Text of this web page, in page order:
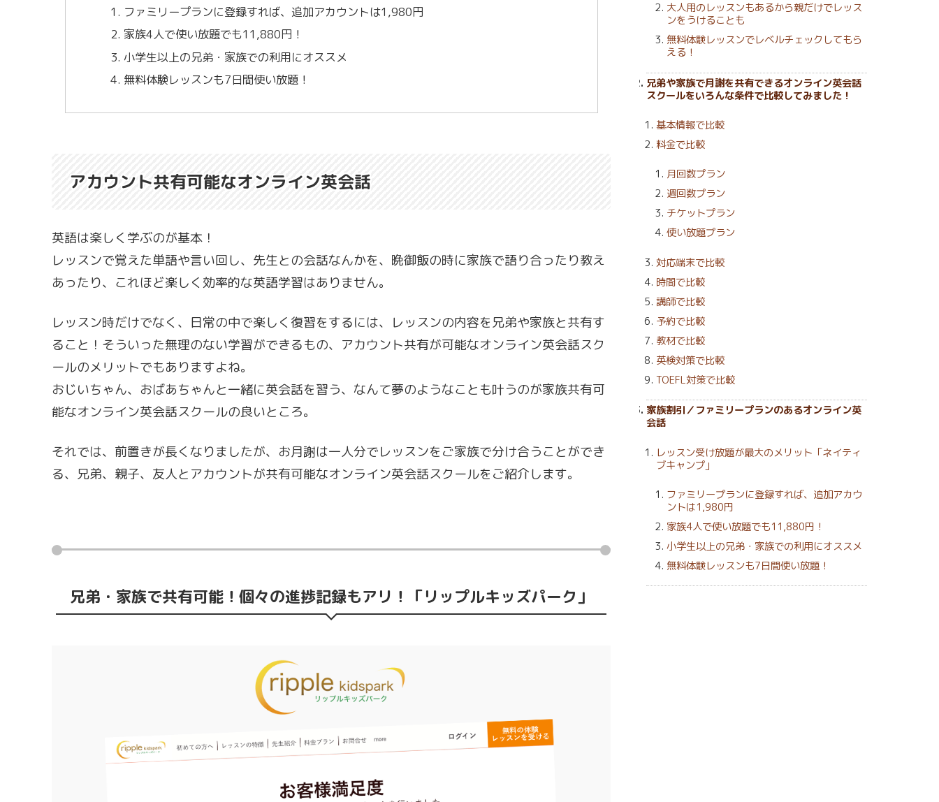
ファミリープランに登録すれば、追加アカウントは1,980円
家族4人で使い放題でも11,880円！
小学生以上の兄弟・家族での利用にオススメ
無料体験レッスンも7日間使い放題！
アカウント共有可能なオンライン英会話
英語は楽しく学ぶのが基本！
レッスンで覚えた単語や言い回し、先生との会話なんかを、晩御飯の時に家族で語り合ったり教え
あったり、これほど楽しく効率的な英語学習はありません。
レッスン時だけでなく、日常の中で楽しく復習をするには、レッスンの内容を兄弟や家族と共有す
ること！そういった無理のない学習ができるもの、アカウント共有が可能なオンライン英会話スク
ールのメリットでもありますよね。
おじいちゃん、おばあちゃんと一緒に英会話を習う、なんて夢のようなことも叶うのが家族共有可
能なオンライン英会話スクールの良いところ。
それでは、前置きが長くなりましたが、お月謝は一人分でレッスンをご家族で分け合うことができ
る、兄弟、親子、友人とアカウントが共有可能なオンライン英会話スクールをご紹介します。
兄弟・家族で共有可能！個々の進捗記録もアリ！「リップルキッズパーク」
大人用のレッスンもあるから親だけでレッス
ンをうけることも
無料体験レッスンでレベルチェックしてもら
える！
兄弟や家族で月謝を共有できるオンライン英会話
スクールをいろんな条件で比較してみました！
基本情報で比較
料金で比較
月回数プラン
週回数プラン
チケットプラン
使い放題プラン
対応端末で比較
時間で比較
講師で比較
予約で比較
教材で比較
英検対策で比較
TOEFL対策で比較
家族割引／ファミリープランのあるオンライン英
会話
レッスン受け放題が最大のメリット「ネイティ
ブキャンプ」
ファミリープランに登録すれば、追加アカウ
ントは1,980円
家族4人で使い放題でも11,880円！
小学生以上の兄弟・家族での利用にオススメ
無料体験レッスンも7日間使い放題！